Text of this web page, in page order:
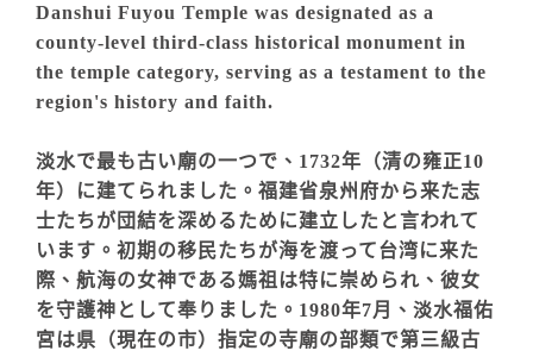
Danshui Fuyou Temple was designated as a
county-level third-class historical monument in
the temple category, serving as a testament to the
region's history and faith.
淡水で最も古い廟の一つで、1732年（清の雍正10
年）に建てられました。福建省泉州府から来た志
士たちが団結を深めるために建立したと言われて
います。初期の移民たちが海を渡って台湾に来た
際、航海の女神である媽祖は特に崇められ、彼女
を守護神として奉りました。1980年7月、淡水福佑
宮は県（現在の市）指定の寺廟の部類で第三級古